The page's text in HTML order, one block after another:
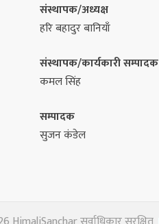
संस्थापक/अध्यक्ष
हरि बहादुर बानियाँ
संस्थापक/कार्यकारी सम्पादक
कमल सिंह
सम्पादक
सुजन कंडेल